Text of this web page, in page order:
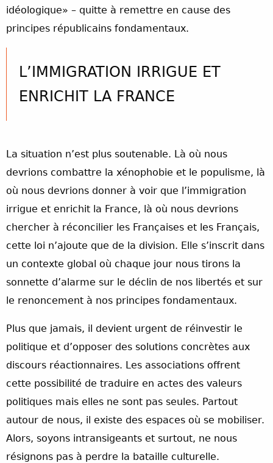
idéologique» – quitte à remettre en cause des
principes républicains fondamentaux.
L’IMMIGRATION IRRIGUE ET
ENRICHIT LA FRANCE
La situation n’est plus soutenable. Là où nous
devrions combattre la xénophobie et le populisme, là
où nous devrions donner à voir que l’immigration
irrigue et enrichit la France, là où nous devrions
chercher à réconcilier les Françaises et les Français,
cette loi n’ajoute que de la division. Elle s’inscrit dans
un contexte global où chaque jour nous tirons la
sonnette d’alarme sur le déclin de nos libertés et sur
le renoncement à nos principes fondamentaux.
Plus que jamais, il devient urgent de réinvestir le
politique et d’opposer des solutions concrètes aux
discours réactionnaires. Les associations offrent
cette possibilité de traduire en actes des valeurs
politiques mais elles ne sont pas seules. Partout
autour de nous, il existe des espaces où se mobiliser.
Alors, soyons intransigeants et surtout, ne nous
résignons pas à perdre la bataille culturelle.